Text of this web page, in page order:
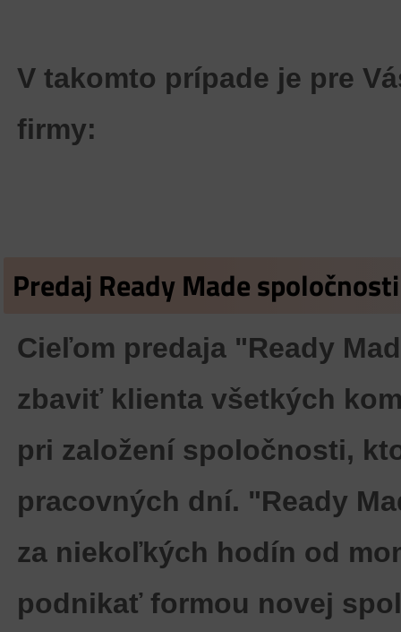
V takomto prípade je pre
firmy:
Predaj Ready Made spoločnosti
Cieľom predaja "Ready
zbaviť klienta všetkých
pri založení spoločnosti,
pracovných dní. "Ready
za niekoľkých hodín od
podnikať formou novej